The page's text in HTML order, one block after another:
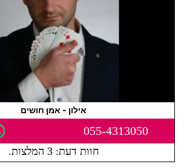
אילון - אמן חושים
055-4313050
חוות דעת: 3 המלצות.